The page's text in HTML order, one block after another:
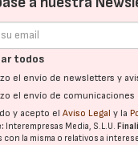
todos
el envío de newsletters y
el envío de
y acepto elAviso Legal y la
Interempresas Media, S.L.U.
con la misma o relativos a